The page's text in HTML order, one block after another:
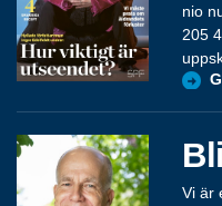
nio
205
Vi är